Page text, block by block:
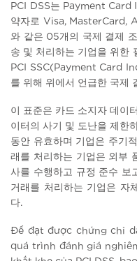
PCI DSS는 Payment
약자로 Visa, MasterCard,
와 같은 05개의 국제 결제
송 및 처리하는 기업을 위한
PCI SSC(Payment Card
를 위해 위에서 언급한 국제
이 표준은 카드 소지자 데이
이터의 사기 및 도난을 제한
동안 유효하며 기업은 주기
래를 처리하는 기업은 외부
사를 수행하고 규정 준수 보
거래를 처리하는 기업은 자
다.
Để đạt được chứng chỉ
quá trình đánh giá